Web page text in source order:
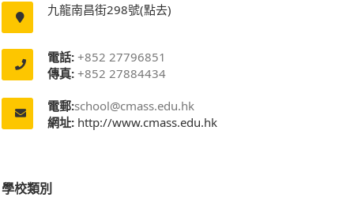
九龍南昌街298號(點去)
電話: +852 27796851
傳真: +852 27884434
電郵:school@cmass.edu.hk
網址: http://www.cmass.edu.hk
學校類別